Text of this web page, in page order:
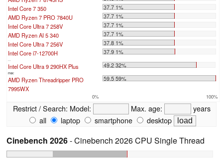
Intel Core 7 350
37.7 1%
AMD Ryzen 7 PRO 7840U
37.7 1%
Intel Core Ultra 7 258V
37.7 1%
AMD Ryzen AI 5 340
37.7 1%
Intel Core Ultra 7 256V
37.8 1%
Intel Core i7-12700H
37.9 1%
Intel Core Ultra 9 290HX Plus 49.2 32%
max:
AMD Ryzen Threadripper PRO
7995WX
59.5 59%
0% 100%
Restrict / Search: Model: Max. age:
years
all
laptop smartphone desktop
Cinebench 2026- Cinebench 2026 CPU Single Thread